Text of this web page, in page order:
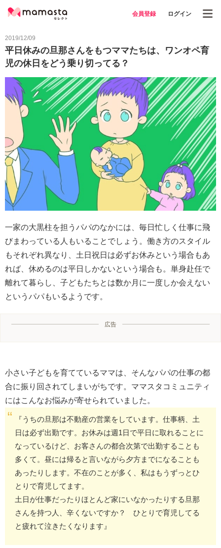
会員登録 ログイン
2019/12/09
平日休みの旦那さんをもつママたちは、ワンオペ育
児の休日をどう乗り切ってる？
一家の大黒柱を担うパパのなかには、毎日忙しく仕事に飛
びまわっている人もいることでしょう。働き方のスタイル
もそれぞれ異なり、土日祝日は必ずお休みという場合もあ
れば、休めるのは平日しかないという場合も。単身赴任で
離れて暮らし、子どもたちとは数か月に一度しか会えない
というパパもいるようです。
広告
小さい子どもを育てているママは、そんなパパの仕事の都
合に振り回されてしまいがちです。ママスタコミュニティ
にはこんなお悩みが寄せられていました。
『うちの旦那は不動産の営業をしています。仕事柄、土
日は必ず出勤です。お休みは週1日で平日に取れることに
なっているけど、お客さんの都合次第で出勤することも
多くて。昼には帰ると言いながら夕方までになることも
あったりします。不在のことが多く、私はもうずっとひ
とりで育児してます。
土日が仕事だったりほとんど家にいなかったりする旦那
さんを持つ人、辛くないですか？ ひとりで育児してる
と疲れて泣きたくなります』